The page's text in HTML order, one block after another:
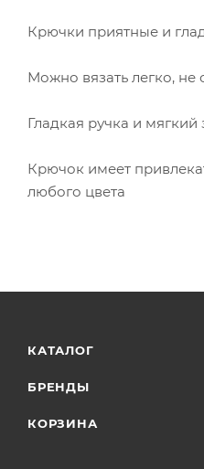
Крючки приятные и
Можно вязать легко, не
Гладкая ручка и мягкий
Крючок имеет
любого цвета
КАТАЛОГ
БРЕНДЫ
КОРЗИНА